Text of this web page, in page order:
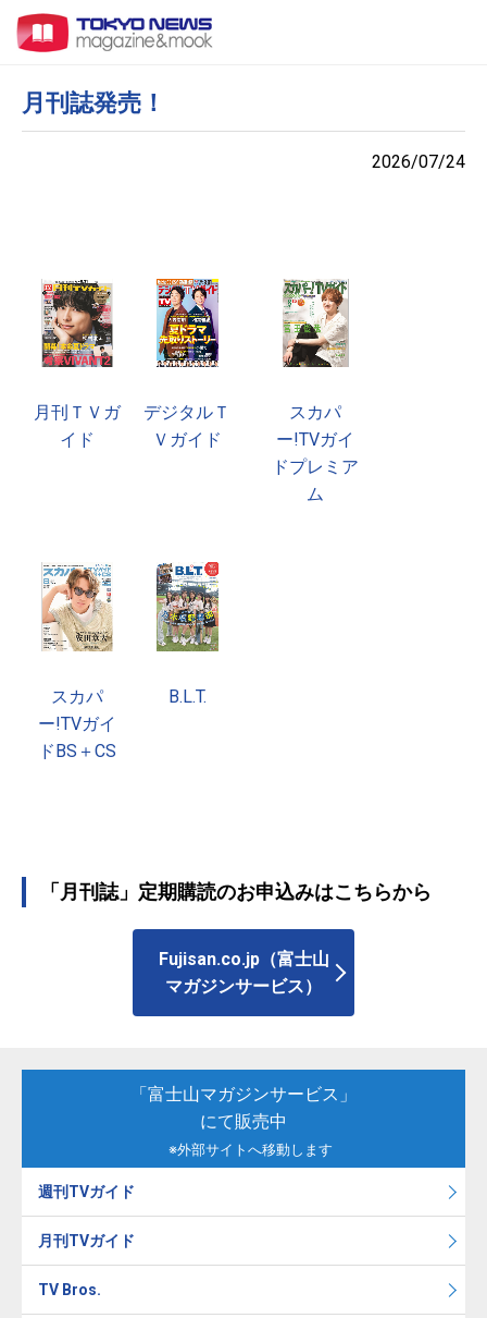
月刊誌発売！
2026/07/24
月刊ＴＶガ
イド
デジタルＴ
Ｖガイド
スカパ
ー!TVガイ
ドプレミア
ム
スカパ
ー!TVガイ
ドBS＋CS
B.L.T.
「月刊誌」定期購読のお申込みはこちらから
Fujisan.co.jp（富士山
マガジンサービス）
「富士山マガジンサービス」
にて販売中
※外部サイトへ移動します
週刊TVガイド
月刊TVガイド
TV Bros.